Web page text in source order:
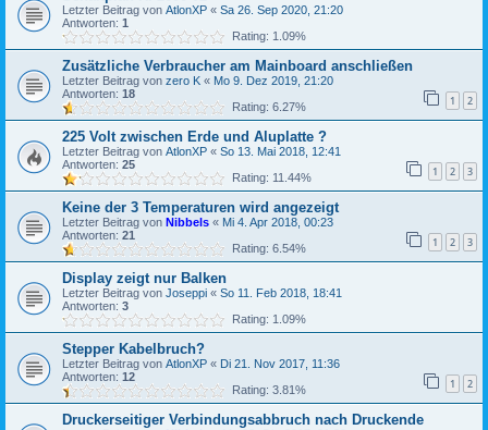
Letzter Beitrag von AtlonXP « Sa 26. Sep 2020, 21:20
Antworten: 1
Rating: 1.09%
Zusätzliche Verbraucher am Mainboard anschließen
Letzter Beitrag von zero K « Mo 9. Dez 2019, 21:20
Antworten: 18 1 2
Rating: 6.27%
225 Volt zwischen Erde und Aluplatte ?
Letzter Beitrag von AtlonXP « So 13. Mai 2018, 12:41
Antworten: 25 1 2 3
Rating: 11.44%
Keine der 3 Temperaturen wird angezeigt
Letzter Beitrag von Nibbels « Mi 4. Apr 2018, 00:23
Antworten: 21 1 2 3
Rating: 6.54%
Display zeigt nur Balken
Letzter Beitrag von Joseppi « So 11. Feb 2018, 18:41
Antworten: 3
Rating: 1.09%
Stepper Kabelbruch?
Letzter Beitrag von AtlonXP « Di 21. Nov 2017, 11:36
Antworten: 12 1 2
Rating: 3.81%
Druckerseitiger Verbindungsabbruch nach Druckende